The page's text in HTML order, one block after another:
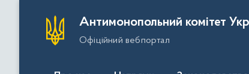
Антимонопольний комітет
Офіційний вебпортал